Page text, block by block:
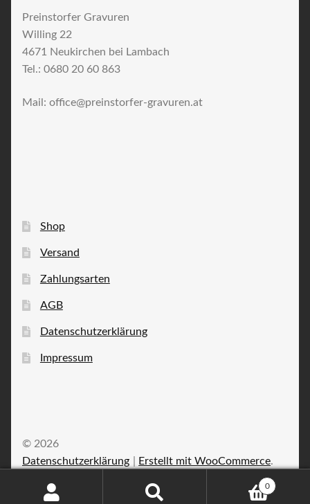
Preinstorfer Gravuren
Willing 22
4671 Neukirchen bei Lambach
Tel.: 0680 20 60 863
Mail: office@preinstorfer-gravuren.at
Shop
Versand
Zahlungsarten
AGB
Datenschutzerklärung
Impressum
© 2026
Datenschutzerklärung
Erstellt mit WooCommerce.
0